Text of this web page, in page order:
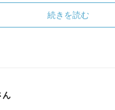
六カ国語が話せるように／
マで名匠役を／口に煙草、
語ったら／名前呼ぶのが恥
名し／息子と「大脱走」を
北条義時はカツオくん？／
表現を禁じられたら／映画
続きを読む
ん